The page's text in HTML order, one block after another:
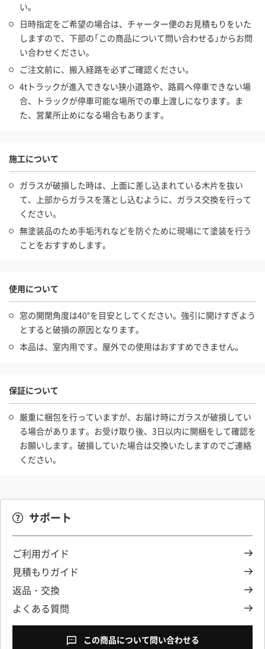
い。
日時指定をご希望の場合は、チャーター便のお見積もりをいた
しますので、下部の「この商品について問い合わせる」からお問
い合わせください。
ご注文前に、搬入経路を必ずご確認ください。
4tトラックが進入できない狭小道路や、路肩へ停車できない場
合、トラックが停車可能な場所での車上渡しになります。ま
た、営業所止めになる場合もあります。
施工について
ガラスが破損した時は、上面に差し込まれている木片を抜い
て、上部からガラスを落とし込むように、ガラス交換を行って
ください。
無塗装品のため手垢汚れなどを防ぐために現場にて塗装を行う
ことをおすすめします。
使用について
窓の開閉角度は40°を目安としてください。強引に開けすぎよう
とすると破損の原因となります。
本品は、室内用です。屋外での使用はおすすめできません。
保証について
厳重に梱包を行っていますが、お届け時にガラスが破損してい
る場合があります。お受け取り後、3日以内に開梱をして確認を
お願いします。破損していた場合は交換いたしますのでご連絡
ください。
サポート
ご利用ガイド
見積もりガイド
返品・交換
よくある質問
この商品について問い合わせる